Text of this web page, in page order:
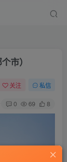
市）
关注 私信
0 69 8